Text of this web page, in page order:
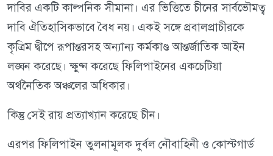
দাবির একটি কাল্পনিক সীমানা। এর ভিত্তিতে চীনের সার্বভৌমত্ব
দাবি ঐতিহাসিকভাবে বৈধ নয়। একই সঙ্গে প্রবালপ্রাচীরকে
কৃত্রিম দ্বীপে রূপান্তরসহ অন্যান্য কর্মকাণ্ড আন্তর্জাতিক আইন
লঙ্ঘন করেছে। ক্ষুণ্ন করেছে ফিলিপাইনের একচেটিয়া
অর্থনৈতিক অঞ্চলের অধিকার।
কিন্তু সেই রায় প্রত্যাখ্যান করেছে চীন।
এরপর ফিলিপাইন তুলনামূলক দুর্বল নৌবাহিনী ও কোস্টগার্ড